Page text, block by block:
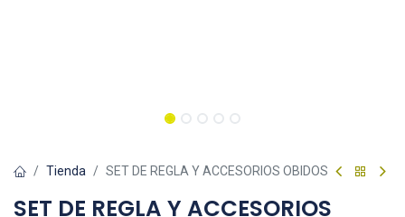
Tienda SET DE REGLA Y ACCESORIOS OBIDOS
SET DE REGLA Y ACCESORIOS